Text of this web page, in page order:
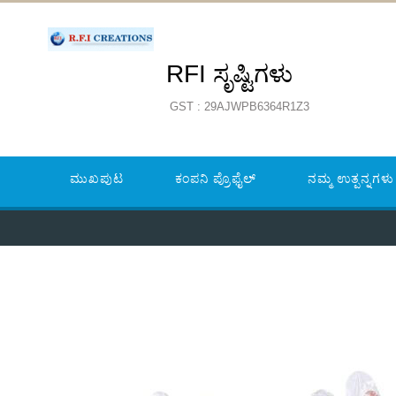
RFI ಸೃಷ್ಟಿಗಳು
GST : 29AJWPB6364R1Z3
ಮುಖಪುಟ ಕಂಪನಿ ಪ್ರೊಫೈಲ್ ನಮ್ಮ ಉತ್ಪನ್ನಗಳು